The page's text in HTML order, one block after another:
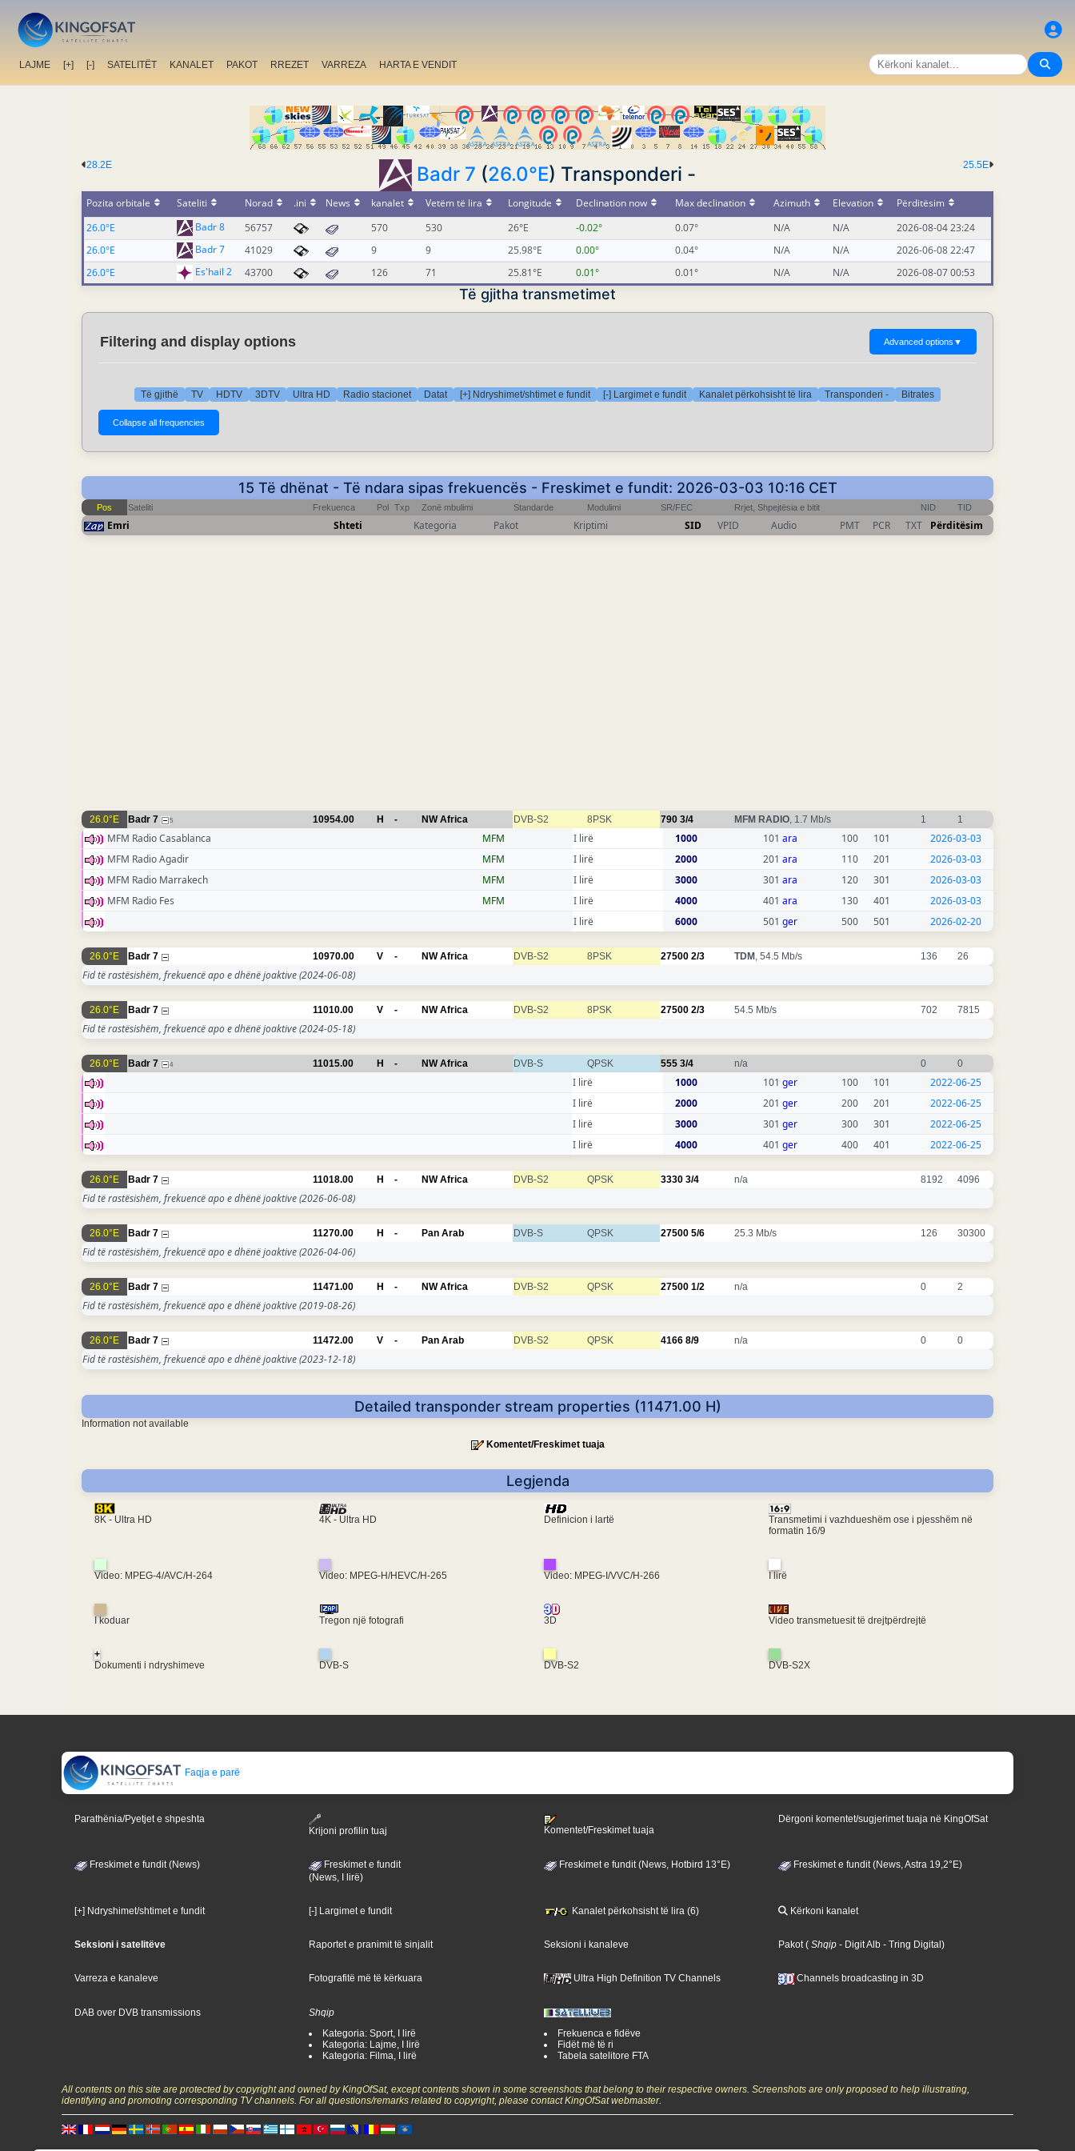
LAJME [+] [-] SATELITËT KANALET PAKOT RREZET VARREZA HARTA E VENDIT
25.5E
28.2E Badr 7 (26.0°E) Transponderi -
Pozita orbitale Sateliti Norad .ini News kanalet Vetëm të lira Longitude Declination now Max declination Azimuth Elevation
Përditësim
26.0°E
Badr 8 56757 570 530 26°E -0.02° 0.07° N/A N/A
2026-08-04 23:24
26.0°E
Badr 7 41029 9 9 25.98°E 0.00° 0.04° N/A N/A
2026-06-08 22:47
26.0°E
Es'hail 2 43700 126 71 25.81°E 0.01° 0.01° N/A N/A 2026-08-07 00:53
Të gjitha transmetimet
Filtering and display options Advanced options ▼
Të gjithë TV HDTV 3DTV Ultra HD Radio stacionet Datat [+] Ndryshimet/shtimet e fundit [-] Largimet e fundit Kanalet përkohsisht të lira Transponderi - Bitrates
15 Të dhënat - Të ndara sipas frekuencës - Freskimet e fundit: 2026-03-03 10:16 CET
Pos Sateliti Frekuenca Pol Txp Zonë mbulimi Standarde Modulimi SR/FEC Rrjet, Shpejtësia e bitit NID TID
Emri Shteti Kategoria Pakot Kriptimi SID VPID Audio PMT PCR TXT Përditësim
26.0°E Badr 7 5 10954.00 H - NW Africa DVB-S2 8PSK 790 3/4 MFM RADIO, 1.7 Mb/s 1 1
MFM Radio Casablanca MFM I lirë 1000 101 ara 100 101
2026-03-03
MFM Radio Agadir
MFM I lirë 2000 201 ara 110 201
2026-03-03
MFM Radio Marrakech
MFM I lirë 3000 301 ara 120 301
2026-03-03
MFM Radio Fes
MFM I lirë 4000 401 ara 130 401
2026-03-03
I lirë
6000 501 ger 500 501 2026-02-20
26.0°E Badr 7 10970.00 V - NW Africa DVB-S2 8PSK 27500 2/3 TDM , 54.5 Mb/s 136 26
Fid të rastësishëm, frekuencë apo e dhënë joaktive(2024-06-08)
26.0°E Badr 7 11010.00 V - NW Africa DVB-S2 8PSK 27500 2/3 54.5 Mb/s 702 7815
Fid të rastësishëm, frekuencë apo e dhënë joaktive(2024-05-18)
26.0°E Badr 7 4 11015.00 H - NW Africa DVB-S QPSK 555 3/4 n/a 0 0
I lirë 1000 101 ger 100 101
2022-06-25
I lirë
2000 201 ger 200 201
2022-06-25
I lirë
3000 301 ger 300 301
2022-06-25
I lirë
4000 401 ger 400 401 2022-06-25
26.0°E Badr 7 11018.00 H - NW Africa DVB-S2 QPSK 3330 3/4 n/a 8192 4096
Fid të rastësishëm, frekuencë apo e dhënë joaktive(2026-06-08)
26.0°E Badr 7 11270.00 H - Pan Arab DVB-S QPSK 27500 5/6 25.3 Mb/s 126 30300
Fid të rastësishëm, frekuencë apo e dhënë joaktive(2026-04-06)
26.0°E Badr 7 11471.00 H - NW Africa DVB-S2 QPSK 27500 1/2 n/a 0 2
Fid të rastësishëm, frekuencë apo e dhënë joaktive(2019-08-26)
26.0°E Badr 7 11472.00 V - Pan Arab DVB-S2 QPSK 4166 8/9 n/a 0 0
Fid të rastësishëm, frekuencë apo e dhënë joaktive(2023-12-18)
Detailed transponder stream properties (11471.00 H)
Information not available
Komentet/Freskimet tuaja
Legjenda
8K - Ultra HD 4K - Ultra HD Definicion i lartë
Transmetimi i vazhdueshëm ose i pjesshëm në
formatin 16/9
Video: MPEG-4/AVC/H-264 Video: MPEG-H/HEVC/H-265 Video: MPEG-I/VVC/H-266 I lirë
I koduar Tregon një fotografi 3D Video transmetuesit të drejtpërdrejtë
+
Dokumenti i ndryshimeve
DVB-S DVB-S2 DVB-S2X
Faqja e parë
Parathënia/Pyetjet e shpeshta
Krijoni profilin tuaj
Komentet/Freskimet tuaja
Dërgoni komentet/sugjerimet tuaja në KingOfSat
Freskimet e fundit (News)
Freskimet e fundit
(News, I lirë)
Freskimet e fundit (News, Hotbird 13°E) Freskimet e fundit (News, Astra 19,2°E)
[+] Ndryshimet/shtimet e fundit [-] Largimet e fundit Kanalet përkohsisht të lira (6) Kërkoni kanalet
Seksioni i satelitëve Raportet e pranimit të sinjalit Seksioni i kanaleve Pakot( Shqip - Digit Alb - Tring Digital)
Varreza e kanaleve Fotografitë më të kërkuara Ultra High Definition TV Channels Channels broadcasting in 3D
DAB over DVB transmissions
Shqip
Kategoria: Sport, I lirë
Kategoria: Lajme, I lirë
Kategoria: Filma, I lirë
Frekuenca e fidëve
Fidët më të ri
Tabela satelitore FTA
All contents on this site are protected by copyright and owned by KingOfSat, except contents shown in some screenshots that belong to their respective owners. Screenshots are only proposed to help illustrating,
identifying and promoting corresponding TV channels. For all questions/remarks related to copyright, please contact KingOfSat webmaster.